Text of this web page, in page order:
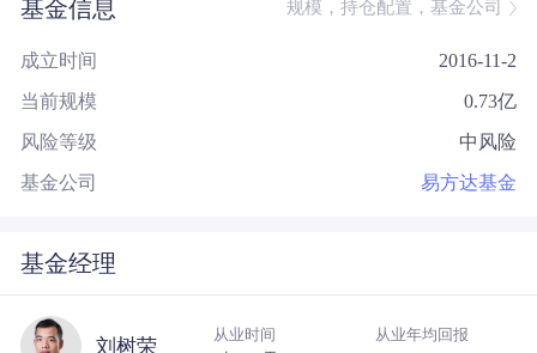
基金信息 规模，持仓配置，基金公司
成立时间 2016-11-2
当前规模 0.73亿
风险等级 中风险
基金公司 易方达基金
基金经理
刘树荣
从业时间
从业年均回报